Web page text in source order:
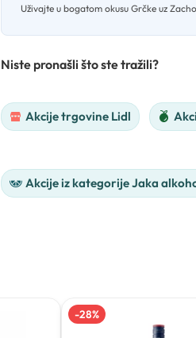
Uživajte u bogatom okusu Grčke uz
Niste pronašli što ste tražili?
Akcije trgovine Lidl
Akcije iz kategorije Jaka
-28%